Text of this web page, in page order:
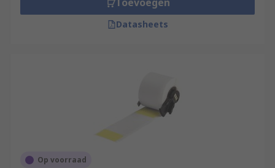
•Workshops and garages
rolls also come in different sizes, colour and
waterproof to meet every customer's need. The
Label printer rolls adhere to most clean, flat and
curved surface and can also be used indoor and
Datasheets
Op voorraad